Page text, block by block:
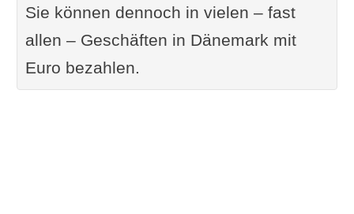
Sie können dennoch in vielen – fast
allen – Geschäften in Dänemark mit
Euro bezahlen.